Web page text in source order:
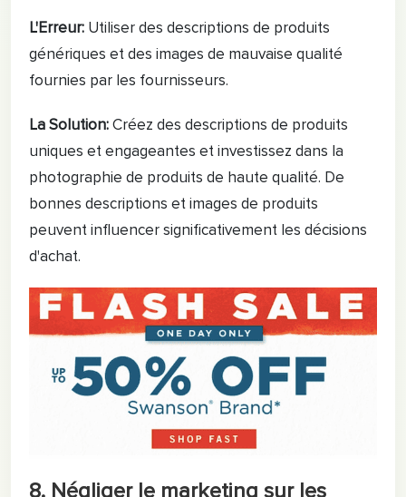
L'Erreur: Utiliser des descriptions de produits
génériques et des images de mauvaise qualité
fournies par les fournisseurs.
La Solution:Créez des descriptions de produits
uniques et engageantes et investissez dans la
photographie de produits de haute qualité. De
bonnes descriptions et images de produits
peuvent influencer significativement les décisions
d'achat.
8. Négliger le marketing sur les